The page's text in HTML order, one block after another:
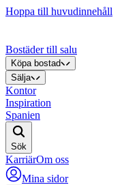
Hoppa till huvudinnehåll
Bostäder till salu
Köpa bostad
Sälja
Kontor
Inspiration
Spanien
Sök
KarriärOm oss
Mina sidor